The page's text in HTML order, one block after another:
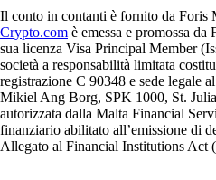
Il conto in contanti è fornito da Foris
Crypto.com è emessa e promossa
sua licenza Visa Principal Member
società a responsabilità limitata
registrazione C 90348 e sede legale
Mikiel Ang Borg, SPK 1000, St.
autorizzata dalla Malta Financial
finanziario abilitato all’emissione di
Allegato al Financial Institutions Act